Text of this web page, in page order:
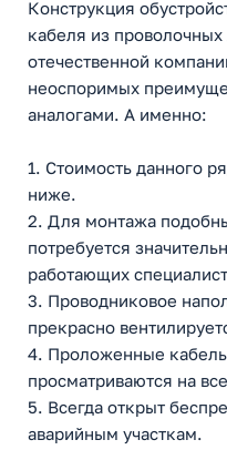
Конструкция
кабеля из проволочных
отечественной
неоспоримых
аналогами. А именно:
1. Стоимость данного
ниже.
2. Для монтажа
потребуется
работающих
3. Проводниковое
прекрасно
4. Проложенные
просматриваются на
5. Всегда открыт
аварийным участкам.